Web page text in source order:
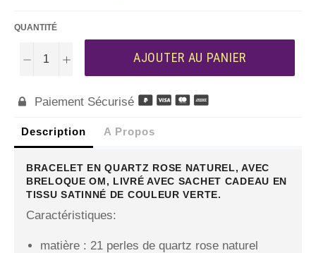
QUANTITÉ
− + AJOUTER AU PANIER
 Paiement Sécurisé
Description A Propos
BRACELET EN QUARTZ ROSE NATUREL, AVEC
BRELOQUE OM, LIVRÉ AVEC SACHET CADEAU EN
TISSU SATINNÉ DE COULEUR VERTE.
Caractéristiques:
matière : 21 perles de quartz rose naturel